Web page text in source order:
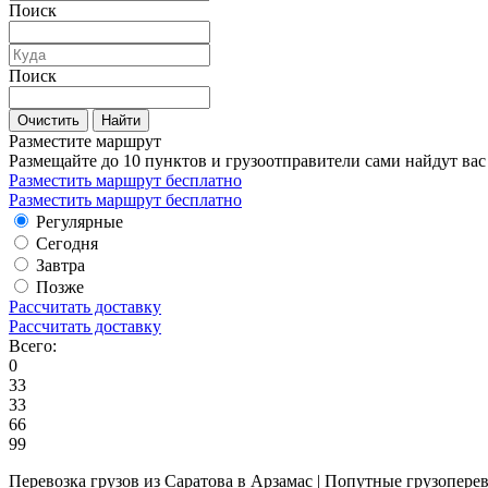
Поиск
Поиск
Очистить Найти
Разместите маршрут
Размещайте до 10 пунктов и грузоотправители сами найдут вас
Разместить маршрут бесплатно
Разместить маршрут бесплатно
Регулярные
Сегодня
Завтра
Позже
Рассчитать доставку
Рассчитать доставку
Всего:
0
33
33
66
99
Перевозка грузов из Саратова в Арзамас | Попутные